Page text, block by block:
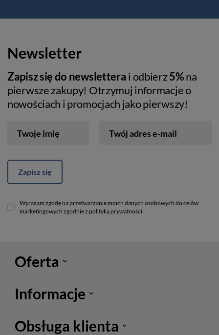
Newsletter
Zapisz się do newsletterai odbierz5%na
pierwsze zakupy! Otrzymuj informacje o
nowościach i promocjach jako pierwszy!
Twoje imię Twój adres e-mail
Zapisz się
Wyrażam zgodę na przetwarzanie moich danych osobowych do celów
marketingowych zgodnie z polityką prywatności
Oferta
Informacje
Obsługa klienta